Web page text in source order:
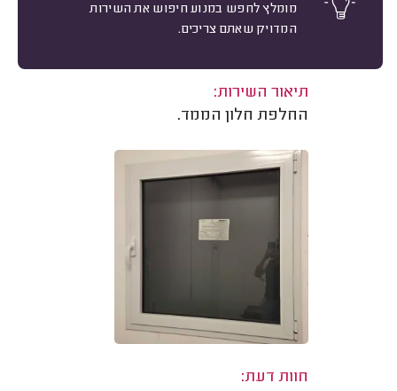
מומלץ לחפש במנוע חיפוש את השירות
המדויק שאתם צריכים.
קרינה אודינייב, תל אביב.
אשרור: 15/07/2026
תיאור השירות:
החלפת חלון הממד.
חוות דעת:
10